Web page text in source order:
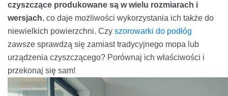
czyszczące produkowane są w wielu rozmiarach i
wersjach, co daje możliwości wykorzystania ich także do
niewielkich powierzchni. Czy szorowarki do podłóg
zawsze sprawdzą się zamiast tradycyjnego mopa lub
urządzenia czyszczącego? Porównaj ich właściwości i
przekonaj się sam!